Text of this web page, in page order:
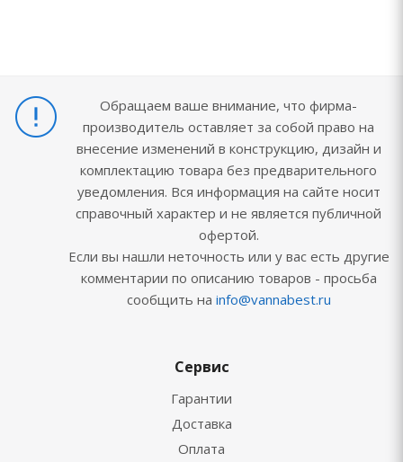
Обращаем ваше внимание, что фирма-
производитель оставляет за собой право на
внесение изменений в конструкцию, дизайн и
комплектацию товара без предварительного
уведомления. Вся информация на сайте носит
справочный характер и не является публичной
офертой.
Если вы нашли неточность или у вас есть другие
комментарии по описанию товаров - просьба
сообщить на info@vannabest.ru
Сервис
Гарантии
Доставка
Оплата